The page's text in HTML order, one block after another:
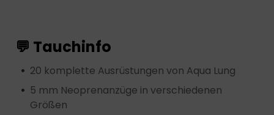
💬 Tauchinfo
20 komplette Ausrüstungen von Aqua Lung
5 mm Neoprenanzüge in verschiedenen
Größen